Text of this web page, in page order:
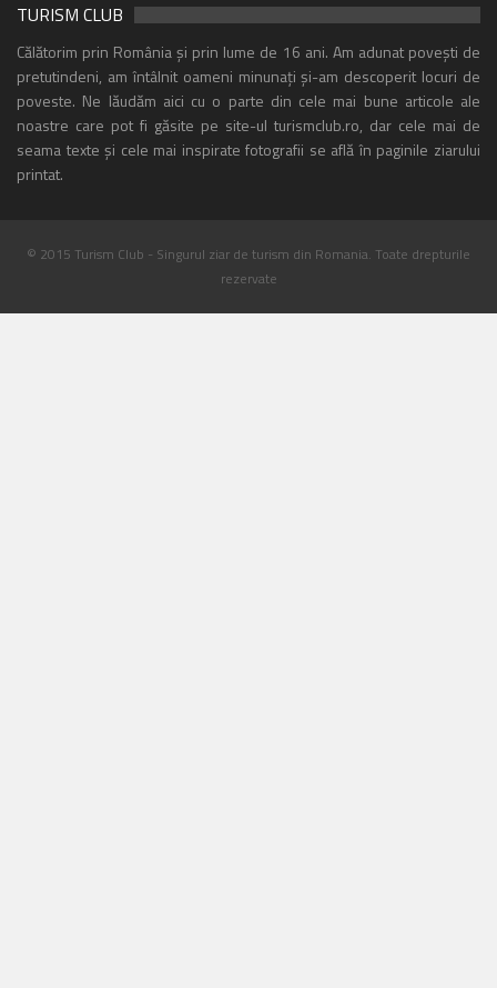
TURISM CLUB
Călătorim prin România și prin lume de 16 ani. Am adunat povești de
pretutindeni, am întâlnit oameni minunați și-am descoperit locuri de
poveste. Ne lăudăm aici cu o parte din cele mai bune articole ale
noastre care pot fi găsite pe site-ul turismclub.ro, dar cele mai de
seama texte și cele mai inspirate fotografii se află în paginile ziarului
printat.
© 2015 Turism Club - Singurul ziar de turism din Romania. Toate drepturile
rezervate